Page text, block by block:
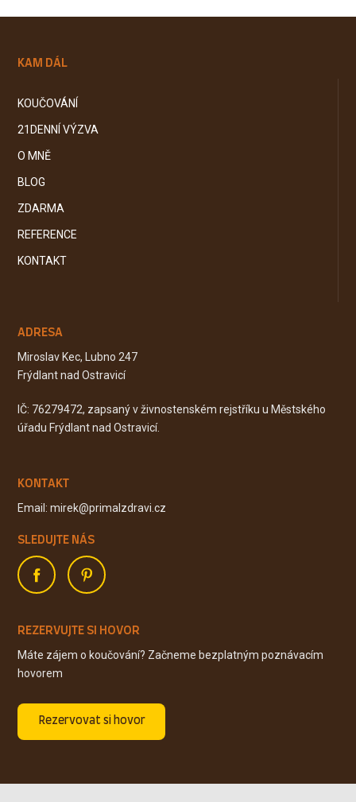
KAM DÁL
KOUČOVÁNÍ
21DENNÍ VÝZVA
O MNĚ
BLOG
ZDARMA
REFERENCE
KONTAKT
ADRESA
Miroslav Kec, Lubno 247
Frýdlant nad Ostravicí
IČ: 76279472, zapsaný v živnostenském rejstříku u Městského
úřadu Frýdlant nad Ostravicí.
KONTAKT
Email: mirek@primalzdravi.cz
SLEDUJTE NÁS
REZERVUJTE SI HOVOR
Máte zájem o koučování? Začneme bezplatným poznávacím
hovorem
Rezervovat si hovor